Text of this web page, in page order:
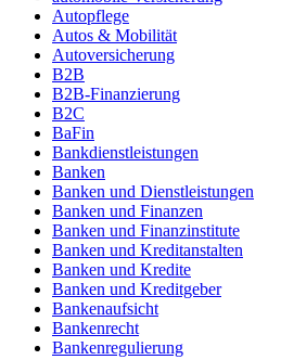
Autopflege
Autos & Mobilität
Autoversicherung
B2B
B2B-Finanzierung
B2C
BaFin
Bankdienstleistungen
Banken
Banken und Dienstleistungen
Banken und Finanzen
Banken und Finanzinstitute
Banken und Kreditanstalten
Banken und Kredite
Banken und Kreditgeber
Bankenaufsicht
Bankenrecht
Bankenregulierung